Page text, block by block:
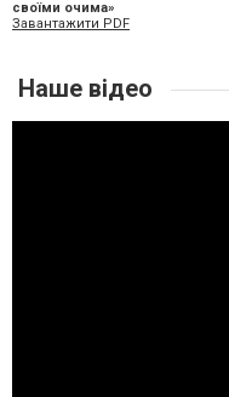
своїми очима»
Завантажити PDF
Наше відео